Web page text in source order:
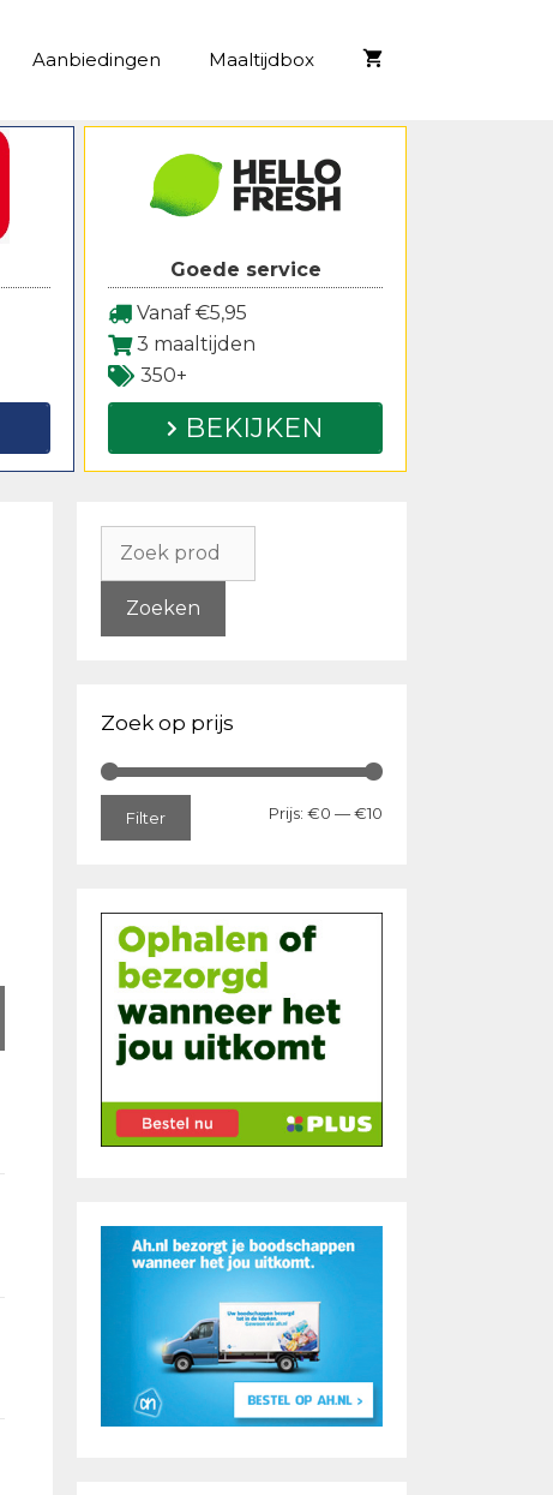
Aanbiedingen Maaltijdbox
Goede service
Vanaf €5,95
3 maaltijden
350+
BEKIJKEN
naar:
Zoeken
Zoek op prijs
Filter Prijs: €0 —€10